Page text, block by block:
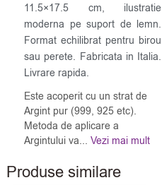
11.5×17.5 cm, ilustratie
moderna pe suport de lemn.
Format echilibrat pentru birou
sau perete. Fabricata in Italia.
Livrare rapida.
Este acoperit cu un strat de
Argint pur (999, 925 etc).
Metoda de aplicare a
Argintului va... Vezi mai mult
Produse similare